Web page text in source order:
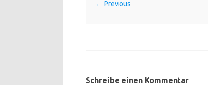
← Previous
Schreibe einen Kommentar